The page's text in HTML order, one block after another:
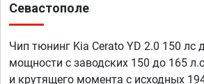
Севастополе
Чип тюнинг Kia Cerato YD 2.0 150 лс
мощности с заводских 150 до 165
и крутящего момента с исходных